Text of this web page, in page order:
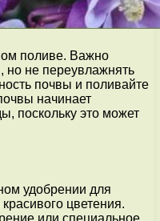
поливе. Важно
но не переувлажнять
почвы и поливайте
начинает
поскольку это может
удобрении для
цветения.